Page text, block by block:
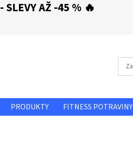
- SLEVY AŽ -45 % 🔥
PRODUKTY FITNESS POTRAVINY